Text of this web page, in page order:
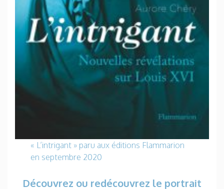
« L’intrigant » paru aux éditions Flammarion
en septembre 2020
Découvrez ou redécouvrez le portrait